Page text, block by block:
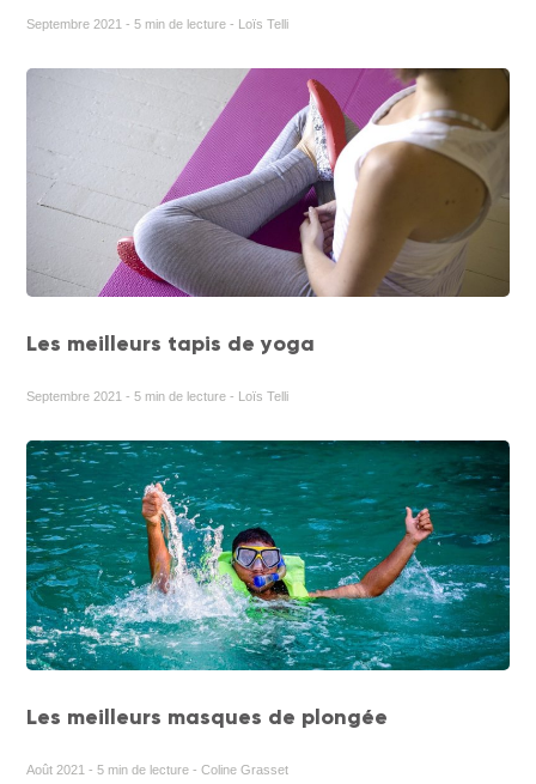
Septembre 2021 - 5 min de lecture - Loïs Telli
Les meilleurs tapis de yoga
Septembre 2021 - 5 min de lecture - Loïs Telli
Les meilleurs masques de plongée
Août 2021 - 5 min de lecture - Coline Grasset